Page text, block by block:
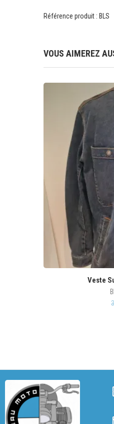
Référence produit : BLS
VOUS AIMEREZ
Veste